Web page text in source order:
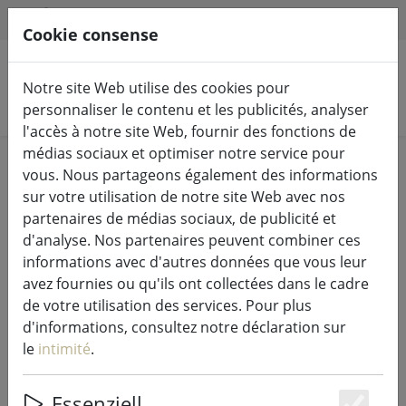
Rechercher des produits
Home Vivre Maisons d'oiseaux et mangeoires
Zone Support métallique Maisons
d'oiseaux Phoenix
54% DISCOUNT
Cookie consense
Notre site Web utilise des cookies pour
personnaliser le contenu et les publicités, analyser
l'accès à notre site Web, fournir des fonctions de
médias sociaux et optimiser notre service pour
vous. Nous partageons également des informations
sur votre utilisation de notre site Web avec nos
partenaires de médias sociaux, de publicité et
d'analyse. Nos partenaires peuvent combiner ces
informations avec d'autres données que vous leur
avez fournies ou qu'ils ont collectées dans le cadre
de votre utilisation des services. Pour plus
d'informations, consultez notre déclaration sur
le intimité.